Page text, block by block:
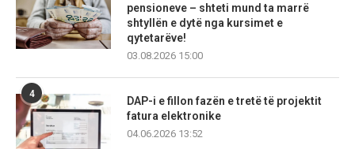
pensioneve – shteti mund ta marrë
shtyllën e dytë nga kursimet e
qytetarëve!
03.08.2026 15:00
4
DAP-i e fillon fazën e tretë të projektit
fatura elektronike
04.06.2026 13:52